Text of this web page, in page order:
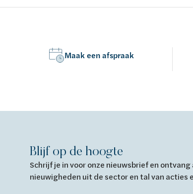
Maak een afspraak
Blijf op de hoogte
Schrijf je in voor onze nieuwsbrief en
nieuwigheden uit de sector en tal van acties